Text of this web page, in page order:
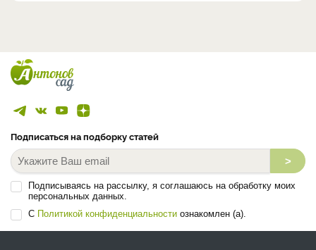
Подписаться на подборку статей
>
Подписываясь на рассылку, я соглашаюсь на обработку моих
персональных данных.
С Политикой конфиденциальности ознакомлен (а).